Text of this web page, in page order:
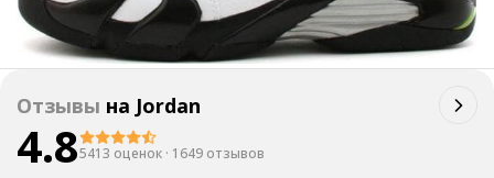
Отзывы на Jordan
4.85413 оценок · 1649 отзывов